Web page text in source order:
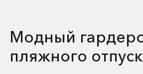
Модный
пляжного